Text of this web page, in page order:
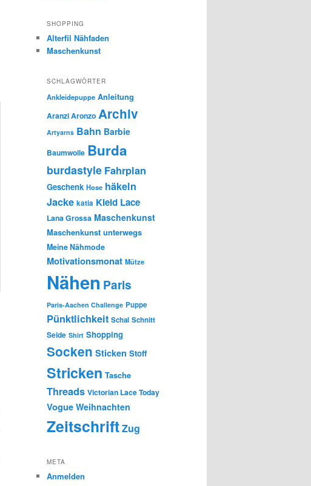
SHOPPING
Alterfil Nähfaden
Maschenkunst
SCHLAGWÖRTER
Ankleidepuppe Anleitung
Aranzi Aronzo Archiv
Artyarns Bahn Barbie
Baumwolle Burda
burdastyle Fahrplan
Geschenk Hose häkeln
Jacke katia Kleid Lace
Lana Grossa Maschenkunst
Maschenkunst unterwegs
Meine Nähmode
Motivationsmonat Mütze
Nähen Paris
Paris-Aachen Challenge Puppe
Pünktlichkeit Schal Schnitt
Seide Shirt Shopping
Socken Sticken Stoff
Stricken Tasche
Threads Victorian Lace Today
Vogue Weihnachten
ZeitschriftZug
META
Anmelden